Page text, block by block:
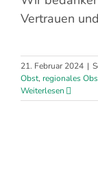
Vertrauen
21. Februar 2024 |
Obst, regionales
Weiterlesen